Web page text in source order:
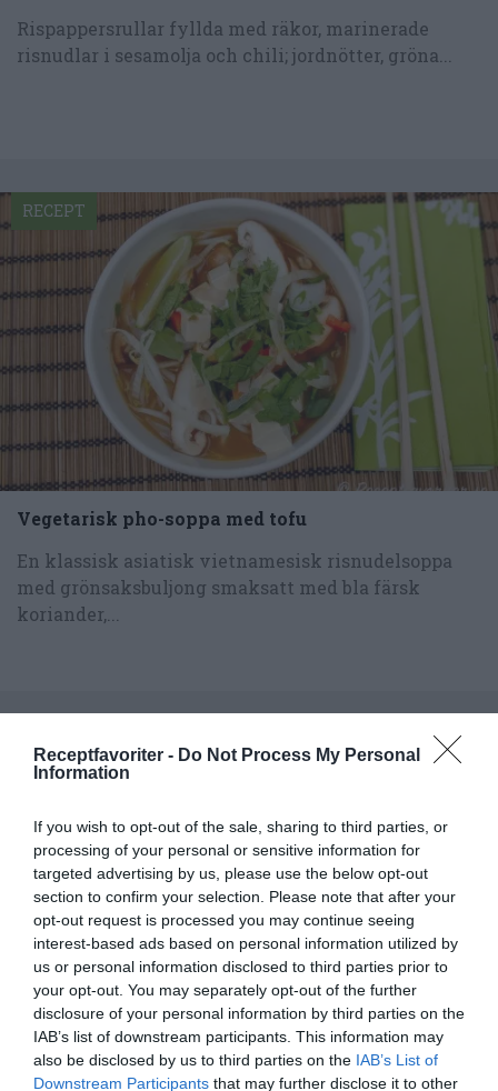
Receptfavoriter - Do Not Process My Personal
Information
If you wish to opt-out of the sale, sharing to third parties, or
processing of your personal or sensitive information for
targeted advertising by us, please use the below opt-out
section to confirm your selection. Please note that after your
opt-out request is processed you may continue seeing
interest-based ads based on personal information utilized by
us or personal information disclosed to third parties prior to
your opt-out. You may separately opt-out of the further
disclosure of your personal information by third parties on the
IAB’s list of downstream participants. This information may
also be disclosed by us to third parties on the IAB’s List of
Downstream Participants that may further disclose it to other
Rispappersrullar fyllda med räkor, marinerade
risnudlar i sesamolja och chili; jordnötter, gröna...
Vegetarisk pho-soppa med tofu
En klassisk asiatisk vietnamesisk risnudelsoppa
med grönsaksbuljong smaksatt med bla färsk
koriander,...
RECEPT
Pho-soppa med kyckling
RECEPT